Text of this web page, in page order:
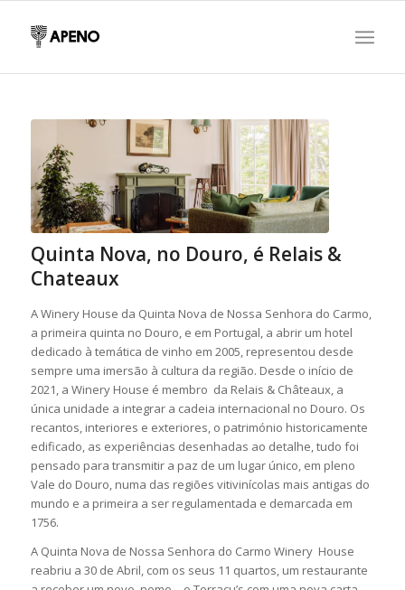
Quinta Nova, no Douro, é Relais &
Chateaux
A Winery House da Quinta Nova de Nossa Senhora do Carmo,
a primeira quinta no Douro, e em Portugal, a abrir um hotel
dedicado à temática de vinho em 2005, representou desde
sempre uma imersão à cultura da região. Desde o início de
2021, a Winery House é membro da Relais & Châteaux, a
única unidade a integrar a cadeia internacional no Douro. Os
recantos, interiores e exteriores, o património historicamente
edificado, as experiências desenhadas ao detalhe, tudo foi
pensado para transmitir a paz de um lugar único, em pleno
Vale do Douro, numa das regiões vitivinícolas mais antigas do
mundo e a primeira a ser regulamentada e demarcada em
1756.
A Quinta Nova de Nossa Senhora do Carmo Winery House
reabriu a 30 de Abril, com os seus 11 quartos, um restaurante